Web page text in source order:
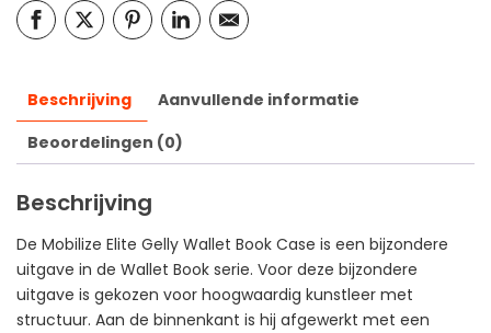
Beschrijving
Aanvullende informatie
Beoordelingen (0)
Beschrijving
De Mobilize Elite Gelly Wallet Book Case is een bijzondere
uitgave in de Wallet Book serie. Voor deze bijzondere
uitgave is gekozen voor hoogwaardig kunstleer met
structuur. Aan de binnenkant is hij afgewerkt met een